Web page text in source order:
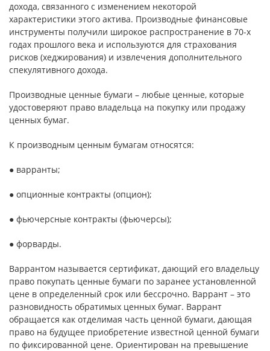
дохода, связанного с изменением некоторой
характеристики этого актива. Производные финансовые
инструменты получили широкое распространение в 70-х
годах прошлого века и используются для страхования
рисков (хеджирования) и извлечения дополнительного
спекулятивного дохода.
Производные ценные бумаги – любые ценные, которые
удостоверяют право владельца на покупку или продажу
ценных бумаг.
К производным ценным бумагам относятся:
● варранты;
● опционные контракты (опцион);
● фьючерсные контракты (фьючерсы);
● форварды.
Варрантом называется сертификат, дающий его владельцу
право покупать ценные бумаги по заранее установленной
цене в определенный срок или бессрочно. Варрант – это
разновидность обратимых ценных бумаг. Варрант
обращается как отделимая часть ценной бумаги, дающая
право на будущее приобретение известной ценной бумаги
по фиксированной цене. Ориентирован на превышение